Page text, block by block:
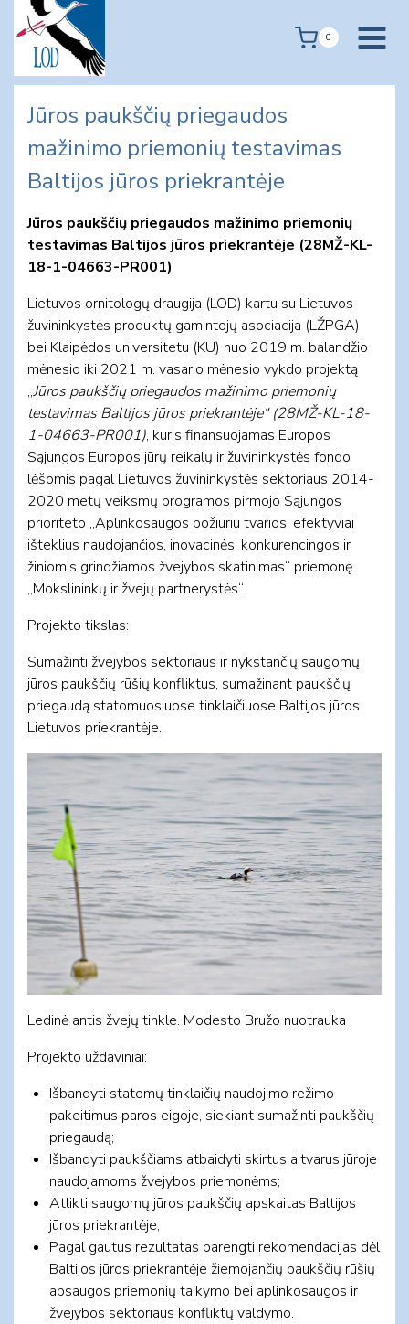
content
0
Jūros paukščių priegaudos
mažinimo priemonių testavimas
Baltijos jūros priekrantėje
Jūros paukščių priegaudos mažinimo priemonių
testavimas Baltijos jūros priekrantėje (28MŽ-KL-
18-1-04663-PR001)
Lietuvos ornitologų draugija (LOD) kartu su Lietuvos
žuvininkystės produktų gamintojų asociacija (LŽPGA)
bei Klaipėdos universitetu (KU) nuo 2019 m. balandžio
mėnesio iki 2021 m. vasario mėnesio vykdo projektą
„Jūros paukščių priegaudos mažinimo priemonių
testavimas Baltijos jūros priekrantėje“ (28MŽ-KL-18-
1-04663-PR001), kuris finansuojamas Europos
Sąjungos Europos jūrų reikalų ir žuvininkystės fondo
lėšomis pagal Lietuvos žuvininkystės sektoriaus 2014-
2020 metų veiksmų programos pirmojo Sąjungos
prioriteto „Aplinkosaugos požiūriu tvarios, efektyviai
išteklius naudojančios, inovacinės, konkurencingos ir
žiniomis grindžiamos žvejybos skatinimas“ priemonę
„Mokslininkų ir žvejų partnerystės“.
Projekto tikslas:
Sumažinti žvejybos sektoriaus ir nykstančių saugomų
jūros paukščių rūšių konfliktus, sumažinant paukščių
priegaudą statomuosiuose tinklaičiuose Baltijos jūros
Lietuvos priekrantėje.
Ledinė antis žvejų tinkle. Modesto Bružo nuotrauka
Projekto uždaviniai:
Išbandyti statomų tinklaičių naudojimo režimo
pakeitimus paros eigoje, siekiant sumažinti paukščių
priegaudą;
Išbandyti paukščiams atbaidyti skirtus aitvarus jūroje
naudojamoms žvejybos priemonėms;
Atlikti saugomų jūros paukščių apskaitas Baltijos
jūros priekrantėje;
Pagal gautus rezultatas parengti rekomendacijas dėl
Baltijos jūros priekrantėje žiemojančių paukščių rūšių
apsaugos priemonių taikymo bei aplinkosaugos ir
žvejybos sektoriaus konfliktų valdymo.